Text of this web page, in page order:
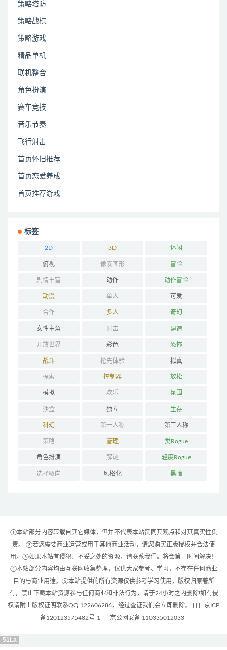
策略塔防
策略战棋
策略游戏
精品单机
联机整合
角色扮演
赛车竞技
音乐节奏
飞行射击
首页怀旧推荐
首页恋爱养成
首页推荐游戏
标签
2D 3D 休闲
俯视 像素图形 冒险
剧情丰富 动作 动作冒险
动漫 单人 可爱
合作 多人 奇幻
女性主角 射击 建造
开放世界 彩色 恐怖
战斗 抢先体验 拟真
探索 控制器 放松
模拟 欢乐 氛围
沙盒 独立 生存
科幻 第一人称 第三人称
策略 管理 类Rogue
角色扮演 解谜 轻度Rogue
选择取向 风格化 黑暗
①本站部分内容转载自其它媒体，但并不代表本站赞同其观点和对其真实性负
责。 ②若您需要商业运营或用于其他商业活动，请您购买正版授权并合法使
用。③如果本站有侵犯、不妥之处的资源，请联系我们。将会第一时间解决！
④本站部分内容均由互联网收集整理，仅供大家参考、学习，不存在任何商业
目的与商业用途。⑤本站提供的所有资源仅供参考学习使用，版权归原著所
有，禁止下载本站资源参与任何商业和非法行为，请于24小时之内删除!如有侵
权请附上版权证明联系QQ 122606286，经过查证我们会立即删除。 | |
京ICP
备120123575482号-1
京公网安备 110335012033
51La